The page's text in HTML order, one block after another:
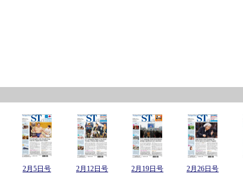
2月5日号 2月12日号 2月19日号 2月26日号